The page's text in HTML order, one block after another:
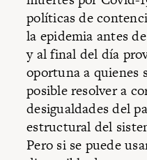
políticas de
la epidemia antes
y al final del día
oportuna a quienes
posible resolver a
desigualdades del
estructural del
Pero si se puede